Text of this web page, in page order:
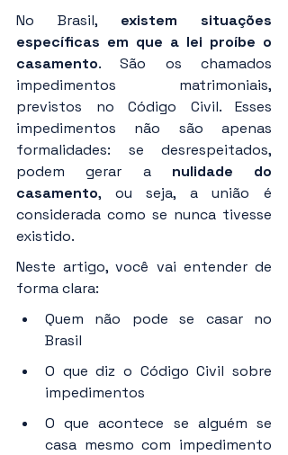
No Brasil, existem situações
específicas em que a lei proíbe o
casamento. São os chamados
impedimentos matrimoniais,
previstos no Código Civil. Esses
impedimentos não são apenas
formalidades: se desrespeitados,
podem gerar a nulidade do
casamento, ou seja, a união é
considerada como se nunca tivesse
existido.
Neste artigo, você vai entender de
forma clara:
Quem não pode se casar no
Brasil
O que diz o Código Civil sobre
impedimentos
O que acontece se alguém se
casa mesmo com impedimento